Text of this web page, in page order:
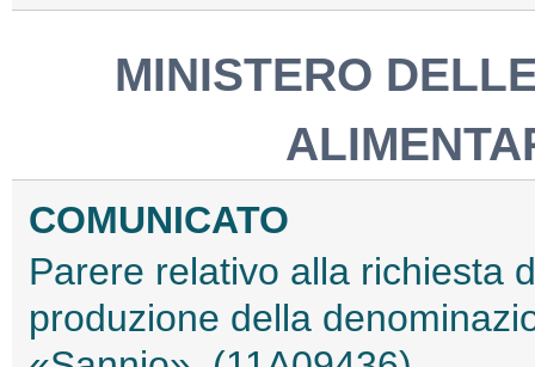
MINISTERO
COMUNICATO
Parere relativo alla richiesta
produzione della